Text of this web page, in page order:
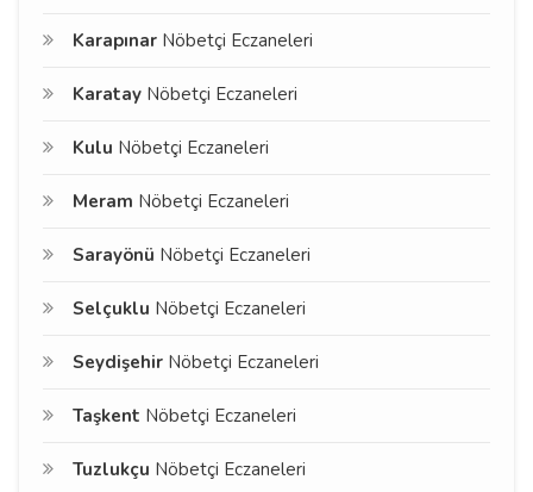
Karapınar Nöbetçi Eczaneleri
Karatay Nöbetçi Eczaneleri
Kulu Nöbetçi Eczaneleri
Meram Nöbetçi Eczaneleri
Sarayönü Nöbetçi Eczaneleri
Selçuklu Nöbetçi Eczaneleri
Seydişehir Nöbetçi Eczaneleri
Taşkent Nöbetçi Eczaneleri
Tuzlukçu Nöbetçi Eczaneleri